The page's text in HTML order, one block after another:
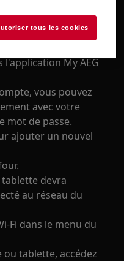
Store (iOS 11.0
l'application sur
l'application My AEG
vous pouvez
avec votre
mot de passe.
ajouter un nouvel
devra
au réseau du
Fi dans le menu du
tablette, accédez
tous les cookies